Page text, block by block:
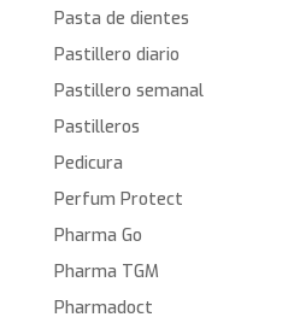
Pasta de dientes
Pastillero diario
Pastillero semanal
Pastilleros
Pedicura
Perfum Protect
Pharma Go
Pharma TGM
Pharmadoct